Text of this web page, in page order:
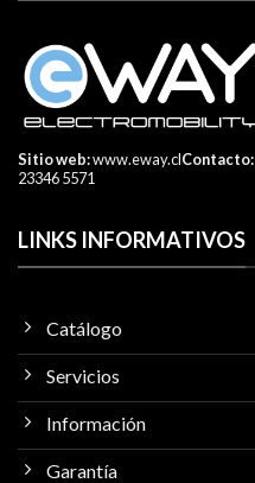
Sitio web:www.eway.clContacto:
23346 5571
LINKS INFORMATIVOS
Catálogo
Servicios
Información
Garantía